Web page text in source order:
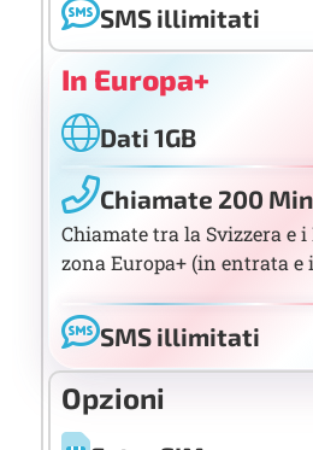
SMS illimitati
In Europa+
Dati 1GB
Chiamate 200
Chiamate tra la Svizzera e i
zona Europa+ (in entrata e
SMS illimitati
Opzioni